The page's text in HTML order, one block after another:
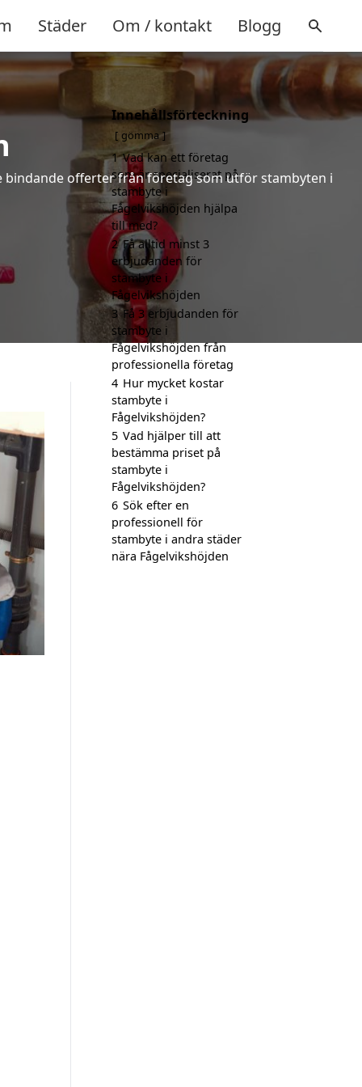
Städer Om / kontakt Blogg
bindande offerter från företag som utför stambyten i
Innehållsförteckning
gömma
1 Vad kan ett företag
som är specialiserat på
stambyte i
Fågelvikshöjden hjälpa
till med?
2 Få alltid minst 3
erbjudanden för
stambyte i
Fågelvikshöjden
3 Få 3 erbjudanden för
stambyte i
Fågelvikshöjden från
professionella företag
4 Hur mycket kostar
stambyte i
Fågelvikshöjden?
5 Vad hjälper till att
bestämma priset på
stambyte i
Fågelvikshöjden?
6 Sök efter en
professionell för
stambyte i andra städer
nära Fågelvikshöjden